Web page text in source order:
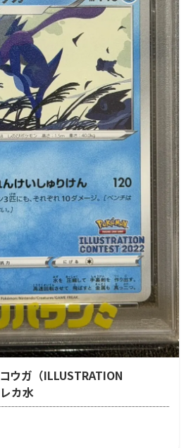
ウガ（ILLUSTRATION
カ水